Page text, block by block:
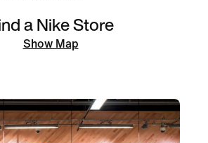
a Nike Store
Show Map